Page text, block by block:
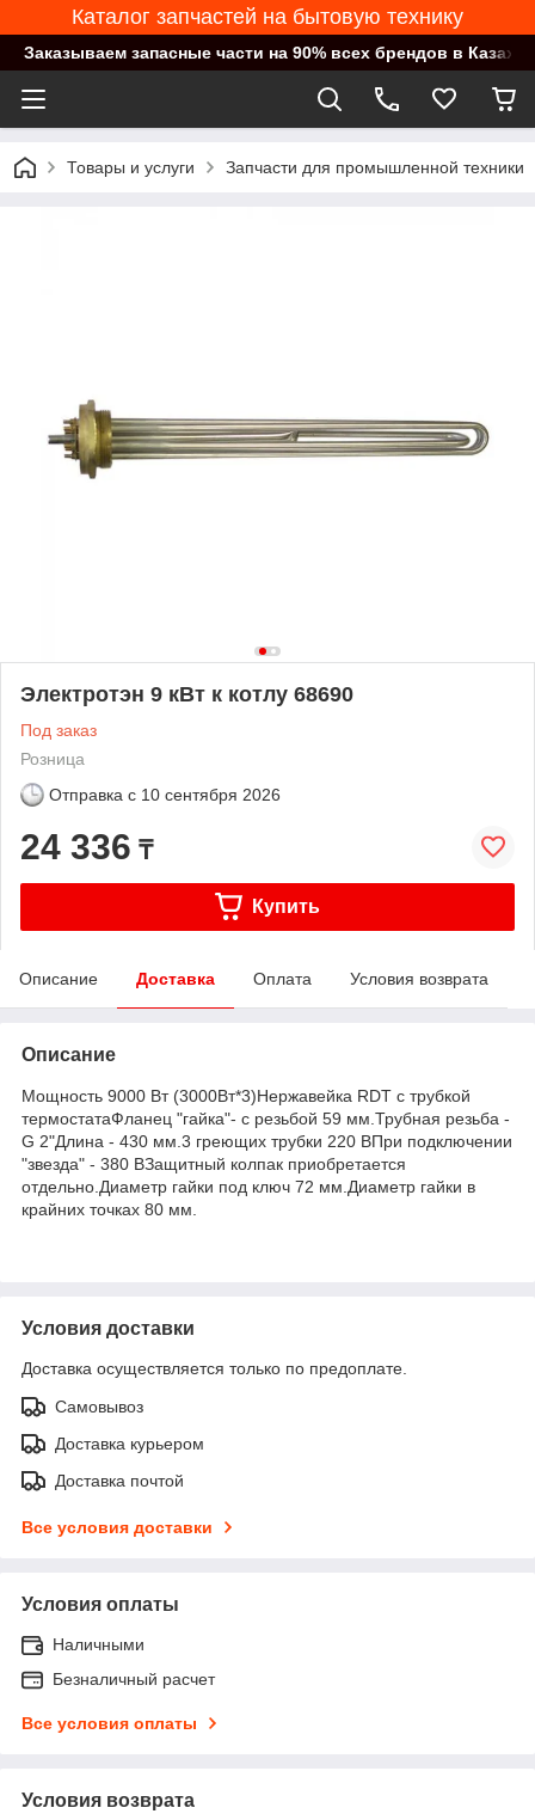
Каталог запчастей на бытовую технику
Заказываем запасные части на 90% всех брендов в
Товары и услуги Запчасти для промышленной техники
Электротэн 9 кВт к котлу 68690
Под заказ
Розница
Отправка с 10 сентября 2026
24 336 ₸
Купить
Описание Доставка Оплата Условия возврата
Описание
Мощность 9000 Вт (3000Вт*3)Нержавейка RDT с трубкой
термостатаФланец "гайка"- с резьбой 59 мм.Трубная резьба -
G 2"Длина - 430 мм.3 греющих трубки 220 ВПри подключении
"звезда" - 380 ВЗащитный колпак приобретается
отдельно.Диаметр гайки под ключ 72 мм.Диаметр гайки в
крайних точках 80 мм.
Условия доставки
Доставка осуществляется только по предоплате.
Самовывоз
Доставка курьером
Доставка почтой
Все условия доставки
Условия оплаты
Наличными
Безналичный расчет
Все условия оплаты
Условия возврата